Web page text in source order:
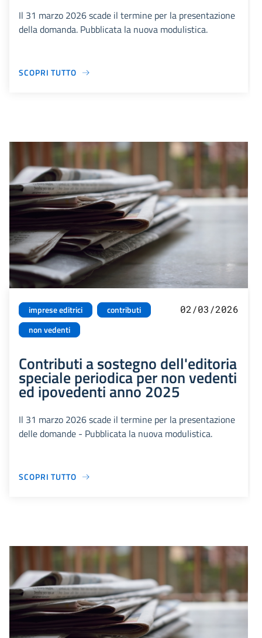
Il 31 marzo 2026 scade il termine per la presentazione
della domanda. Pubblicata la nuova modulistica.
SCOPRI TUTTO
imprese editrici
contributi
non vedenti
02/03/2026
Contributi a sostegno dell'editoria
speciale periodica per non vedenti
ed ipovedenti anno 2025
Il 31 marzo 2026 scade il termine per la presentazione
delle domande - Pubblicata la nuova modulistica.
SCOPRI TUTTO